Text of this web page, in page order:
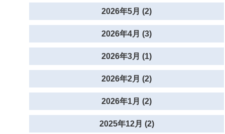
2026年5月 (2)
2026年4月 (3)
2026年3月 (1)
2026年2月 (2)
2026年1月 (2)
2025年12月 (2)